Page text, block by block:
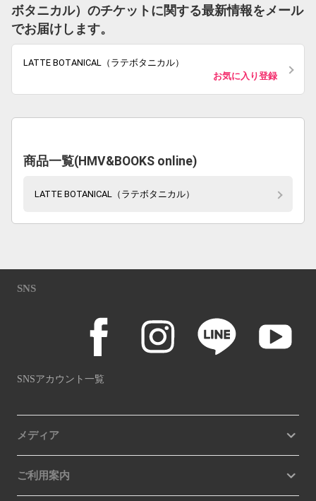
ボタニカル）のチケットに関する最新情報をメール
でお届けします。
LATTE BOTANICAL（ラテボタニカル）
お気に入り登録
商品一覧(HMV&BOOKS online)
LATTE BOTANICAL（ラテボタニカル）
SNS
SNSアカウント一覧
メディア
ご利用案内